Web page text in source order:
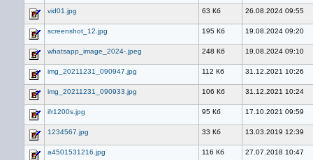
vid01.jpg 63 Кб 26.08.2024 09:55
screenshot_12.jpg 195 Кб 19.08.2024 09:20
whatsapp_image_2024-.jpeg 248 Кб 19.08.2024 09:10
img_20211231_090947.jpg 112 Кб 31.12.2021 10:26
img_20211231_090933.jpg 106 Кб 31.12.2021 10:24
ifr1200s.jpg 95 Кб 17.10.2021 09:59
1234567.jpg 33 Кб 13.03.2019 12:39
a4501531216.jpg 116 Кб 27.07.2018 10:47